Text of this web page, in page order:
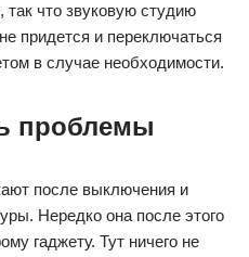
так что звуковую студию
придется и переключаться
в случае необходимости.
проблемы
после выключения и
Нередко она после этого
гаджету. Тут ничего не